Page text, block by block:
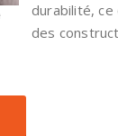
durabilité, ce
des